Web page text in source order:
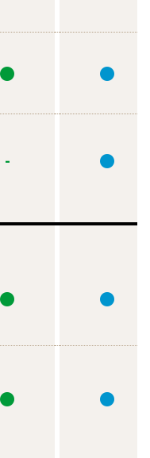
● ●
- ●
● ●
● ●